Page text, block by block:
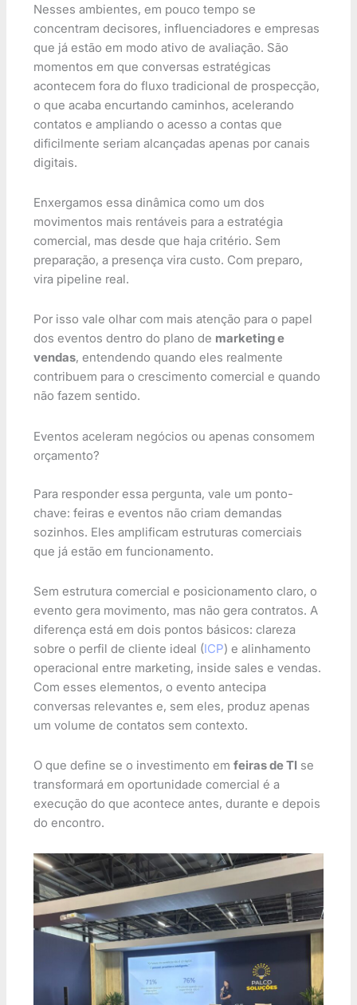
Nesses ambientes, em pouco tempo se
concentram decisores, influenciadores e empresas
que já estão em modo ativo de avaliação. São
momentos em que conversas estratégicas
acontecem fora do fluxo tradicional de prospecção,
o que acaba encurtando caminhos, acelerando
contatos e ampliando o acesso a contas que
dificilmente seriam alcançadas apenas por canais
digitais.
Enxergamos essa dinâmica como um dos
movimentos mais rentáveis para a estratégia
comercial, mas desde que haja critério. Sem
preparação, a presença vira custo. Com preparo,
vira pipeline real.
Por isso vale olhar com mais atenção para o papel
dos eventos dentro do plano de marketing e
vendas, entendendo quando eles realmente
contribuem para o crescimento comercial e quando
não fazem sentido.
Eventos aceleram negócios ou apenas consomem
orçamento?
Para responder essa pergunta, vale um ponto-
chave: feiras e eventos não criam demandas
sozinhos. Eles amplificam estruturas comerciais
que já estão em funcionamento.
Sem estrutura comercial e posicionamento claro, o
evento gera movimento, mas não gera contratos. A
diferença está em dois pontos básicos: clareza
sobre o perfil de cliente ideal (ICP) e alinhamento
operacional entre marketing, inside sales e vendas.
Com esses elementos, o evento antecipa
conversas relevantes e, sem eles, produz apenas
um volume de contatos sem contexto.
O que define se o investimento emfeiras de TI se
transformará em oportunidade comercial é a
execução do que acontece antes, durante e depois
do encontro.